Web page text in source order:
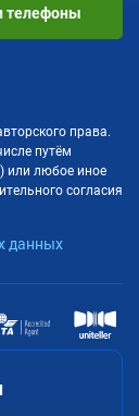
права.
путём
или любое иное
согласия
данных
телефоны